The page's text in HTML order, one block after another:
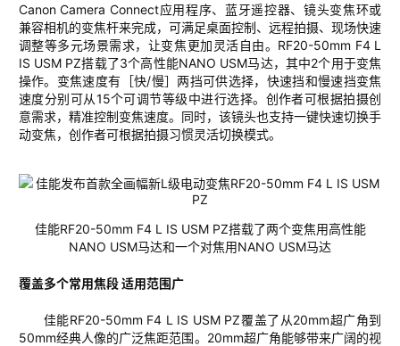
Canon Camera Connect应用程序、蓝牙遥控器、镜头变焦环或
兼容相机的变焦杆来完成，可满足桌面控制、远程拍摄、现场快速
调整等多元场景需求，让变焦更加灵活自由。 RF20-50mm F4 L
IS USM PZ搭载了3个高性能NANO USM马达，其中2个用于变焦
操作。 变焦速度有 ［快/慢］两挡可供选择， 快速挡和慢速挡变焦
速度分别可从15个可调节等级中进行选择。 创作者可根据拍摄创
意需求，精准控制变焦速度。 同时，该镜头也支持一键快速切换手
动变焦， 创作者可根据拍摄习惯灵活切换模式。
佳能RF20-50mm F4 L IS USM PZ搭载了两个变焦用高性能
NANO USM马达和一个对焦用NANO USM马达
覆盖多个常用焦段适用范围广
佳能RF20-50mm F4 L IS USM PZ覆盖了从20mm超广角到
50mm经典人像的广泛焦距范围。 20mm超广角能够带来广阔的视